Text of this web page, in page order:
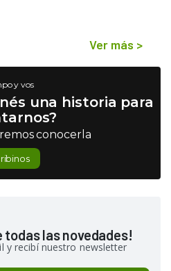
Ver más >
y vos
una historia para
conocerla
todas las novedades!
y recibí nuestro newsletter